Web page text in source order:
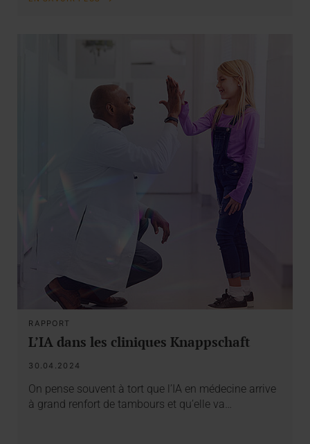
RAPPORT
L’IA dans les cliniques Knappschaft
30.04.2024
On pense souvent à tort que l’IA en médecine arrive
à grand renfort de tambours et qu’elle va…